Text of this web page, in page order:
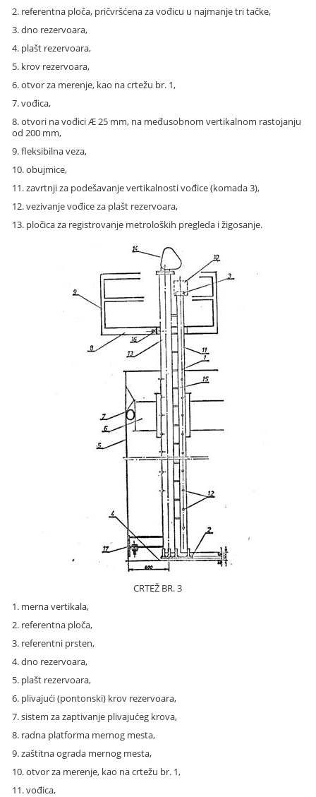
2. referentna ploča, pričvršćena za vođicu u najmanje tri tačke,
3. dno rezervoara,
4. plašt rezervoara,
5. krov rezervoara,
6. otvor za merenje, kao na crtežu br. 1,
7. vođica,
8. otvori na vođiciÆ25 mm, na međusobnom vertikalnom rastojanju
od 200 mm,
9. fleksibilna veza,
10. obujmice,
11. zavrtnji za podešavanje vertikalnosti vođice (komada 3),
12. vezivanje vođice za plašt rezervoara,
13. pločica za registrovanje metroloških pregleda i žigosanje.
CRTEŽ BR. 3
1. merna vertikala,
2. referentna ploča,
3. referentni prsten,
4. dno rezervoara,
5. plašt rezervoara,
6. plivajući (pontonski) krov rezervoara,
7. sistem za zaptivanje plivajućeg krova,
8. radna platforma mernog mesta,
9. zaštitna ograda mernog mesta,
10. otvor za merenje, kao na crtežu br. 1,
11. vođica,